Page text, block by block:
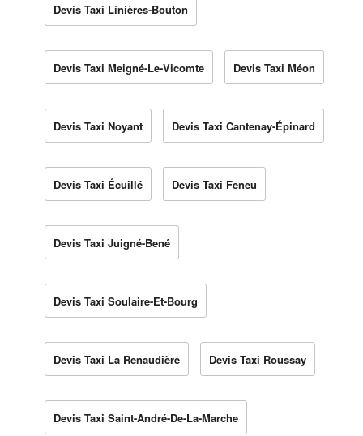
Devis Taxi Linières-Bouton
Devis Taxi Meigné-Le-Vicomte Devis Taxi Méon
Devis Taxi Noyant Devis Taxi Cantenay-Épinard
Devis Taxi Écuillé Devis Taxi Feneu
Devis Taxi Juigné-Bené
Devis Taxi Soulaire-Et-Bourg
Devis Taxi La Renaudière Devis Taxi Roussay
Devis Taxi Saint-André-De-La-Marche